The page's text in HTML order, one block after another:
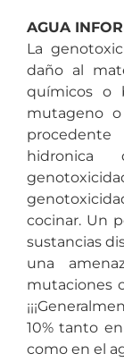
AGUA
La
daño al
químicos o
mutageno
hidronica
cocinar. Un
sustancias
una
mutaciones
10% tanto
como en el